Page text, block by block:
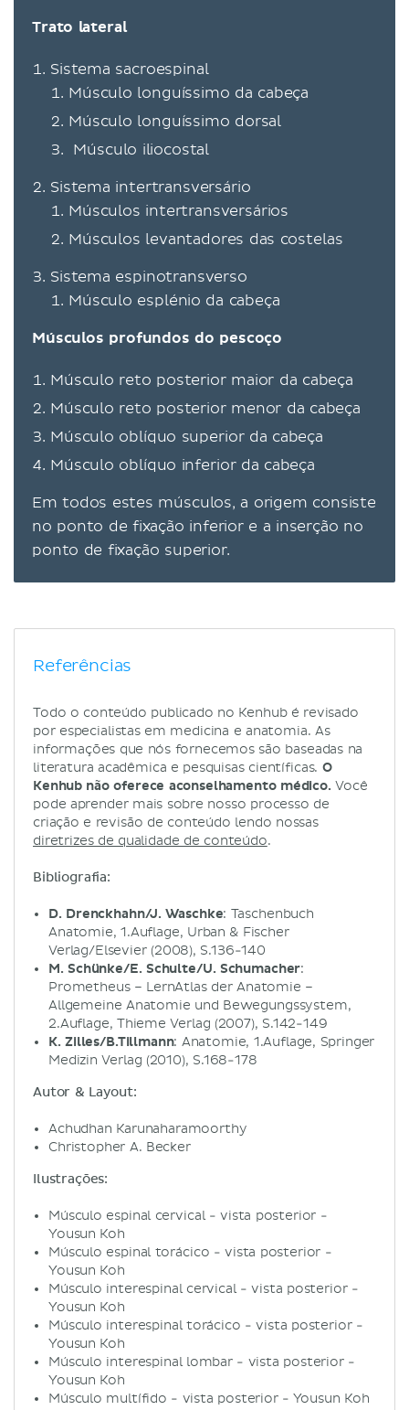
Trato lateral
Sistema sacroespinal
Músculo longuíssimo da cabeça
Músculo longuíssimo dorsal
Músculo iliocostal
Sistema intertransversário
Músculos intertransversários
Músculos levantadores das costelas
Sistema espinotransverso
Músculo esplénio da cabeça
Músculos profundos do pescoço
Músculo reto posterior maior da cabeça
Músculo reto posterior menor da cabeça
Músculo oblíquo superior da cabeça
Músculo oblíquo inferior da cabeça
Em todos estes músculos, a origem consiste
no ponto de fixação inferior e a inserção no
ponto de fixação superior.
Referências
Todo o conteúdo publicado no Kenhub é revisado
por especialistas em medicina e anatomia. As
informações que nós fornecemos são baseadas na
literatura acadêmica e pesquisas científicas. O
Kenhub não oferece aconselhamento médico. Você
pode aprender mais sobre nosso processo de
criação e revisão de conteúdo lendo nossas
diretrizes de qualidade de conteúdo.
Bibliografia:
D. Drenckhahn/J. Waschke: Taschenbuch
Anatomie, 1.Auflage, Urban & Fischer
Verlag/Elsevier (2008), S.136-140
M. Schünke/E. Schulte/U. Schumacher:
Prometheus – LernAtlas der Anatomie –
Allgemeine Anatomie und Bewegungssystem,
2.Auflage, Thieme Verlag (2007), S.142-149
K. Zilles/B.Tillmann: Anatomie, 1.Auflage, Springer
Medizin Verlag (2010), S.168-178
Autor & Layout:
Achudhan Karunaharamoorthy
Christopher A. Becker
Ilustrações:
Músculo espinal cervical - vista posterior -
Yousun Koh
Músculo espinal torácico - vista posterior -
Yousun Koh
Músculo interespinal cervical - vista posterior -
Yousun Koh
Músculo interespinal torácico - vista posterior -
Yousun Koh
Músculo interespinal lombar - vista posterior -
Yousun Koh
Músculo multífido - vista posterior - Yousun Koh